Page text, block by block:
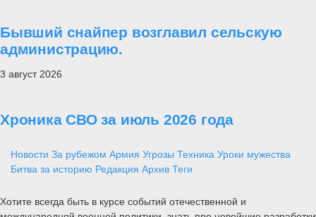
Бывший снайпер возглавил сельскую
администрацию.
3 август 2026
Хроника СВО за июль 2026 года
Новости За рубежом Армия Угрозы Техника Уроки мужества
Битва за историю Редакция Архив Теги
Хотите всегда быть в курсе событий отечественной и